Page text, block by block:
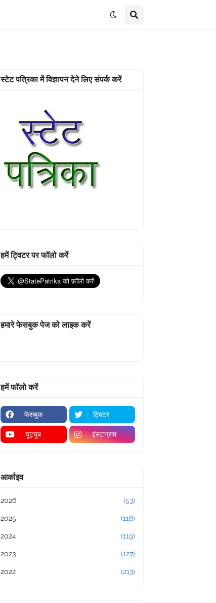
स्टेट पत्रिका में विज्ञापन देने लिए संपर्क करें
हमें ट्विटर पर फॉलो करें
हमारे फेसबुक पेज को लाइक करें
हमें फॉलो करें
फेसबुक ट्विटर
यूट्यूब इंस्टाग्राम
आर्काइव
2026 (53)
2025 (116)
2024 (119)
2023 (127)
2022 (213)